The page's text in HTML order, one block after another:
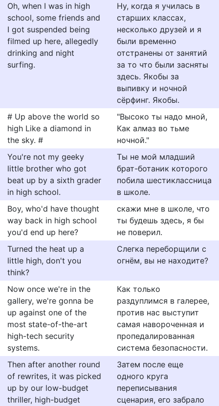
Oh, when I was in high
school, some friends and
I got suspended being
filmed up here, allegedly
drinking and night
surfing.
Ну, когда я училась в
старших классах,
несколько друзей и я
были временно
отстранены от занятий
за то что были засняты
здесь. Якобы за
выпивку и ночной
сёрфинг. Якобы.
# Up above the world so
high Like a diamond in
the sky. #
"Высоко ты надо мной,
Как алмаз во тьме
ночной."
You're not my geeky
little brother who got
beat up by a sixth grader
in high school.
Ты не мой младший
брат-ботаник которого
побила шестиклассница
в школе.
Boy, who'd have thought
way back in high school
you'd end up here?
скажи мне в школе, что
ты будешь здесь, я бы
не поверил.
Turned the heat up a
little high, don't you
think?
Слегка переборщили с
огнём, вы не находите?
Now once we're in the
gallery, we're gonna be
up against one of the
most state-of-the-art
high-tech security
systems.
Как только
раздуплимся в галерее,
против нас выступит
самая навороченная и
пропедалированная
система безопасности.
Then after another round
of rewrites, it was picked
up by our low-budget
thriller, high-budget
Затем после еще
одного круга
переписывания
сценария, его забрало